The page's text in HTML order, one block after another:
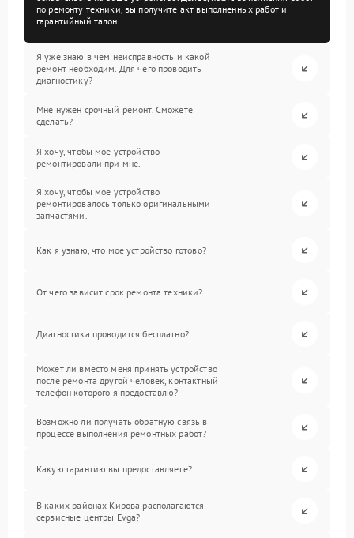
по ремонту техники, вы получите акт выполненных работ и
гарантийный талон.
Я уже знаю в чем неисправность и какой
ремонт необходим. Для чего проводить
диагностику?
Мне нужен срочный ремонт. Сможете
сделать?
Я хочу, чтобы мое устройство
ремонтировали при мне.
Я хочу, чтобы мое устройство
ремонтировалось только оригинальными
запчастями.
Как я узнаю, что мое устройство готово?
От чего зависит срок ремонта техники?
Диагностика проводится бесплатно?
Может ли вместо меня принять устройство
после ремонта другой человек, контактный
телефон которого я предоставлю?
Возможно ли получать обратную связь в
процессе выполнения ремонтных работ?
Какую гарантию вы предоставляете?
В каких районах Кирова располагаются
сервисные центры Evga?